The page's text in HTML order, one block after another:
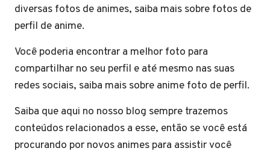
diversas fotos de animes, saiba mais sobre fotos de
perfil de anime.
Você poderia encontrar a melhor foto para
compartilhar no seu perfil e até mesmo nas suas
redes sociais, saiba mais sobre anime foto de perfil.
Saiba que aqui no nosso blog sempre trazemos
conteúdos relacionados a esse, então se você está
procurando por novos animes para assistir você